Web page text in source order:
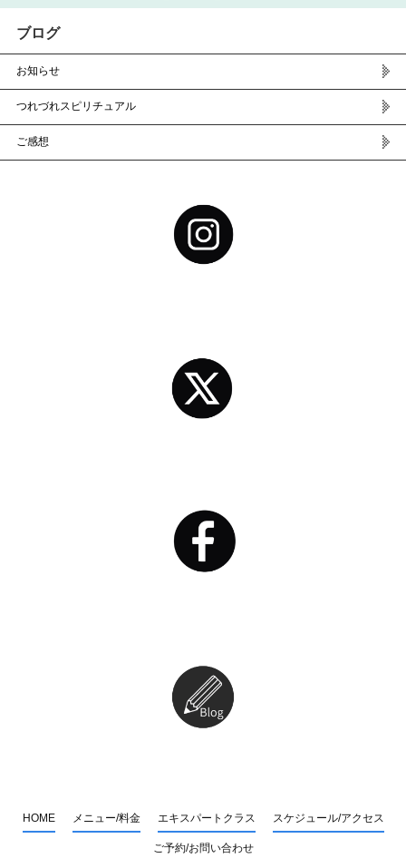
ブログ
お知らせ
つれづれスピリチュアル
ご感想
HOME メニュー/料金 エキスパートクラス スケジュール/アクセス
ご予約/お問い合わせ